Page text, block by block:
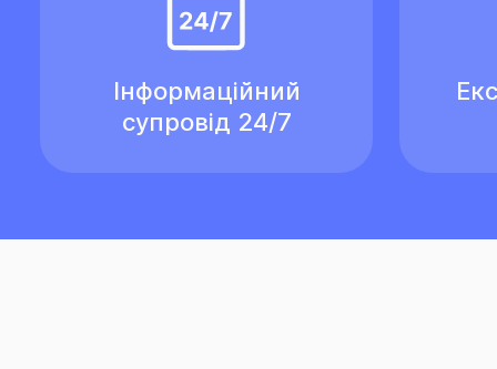
Інформаційний
супровід 24/7